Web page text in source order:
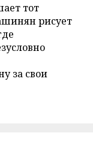
тот
рисует
за свои